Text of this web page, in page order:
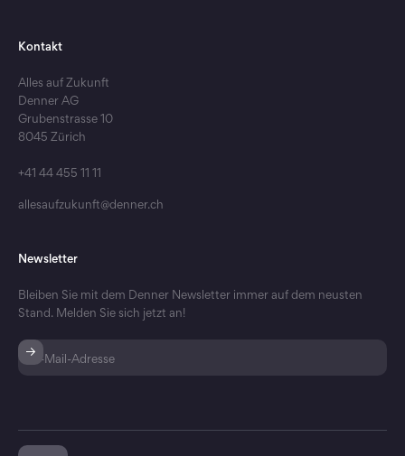
Kontakt
Alles auf Zukunft
Denner AG
Grubenstrasse 10
8045 Zürich
+41 44 455 11 11
allesaufzukunft@denner.ch
Newsletter
Bleiben Sie mit dem Denner Newsletter immer auf dem neusten
Stand. Melden Sie sich jetzt an!